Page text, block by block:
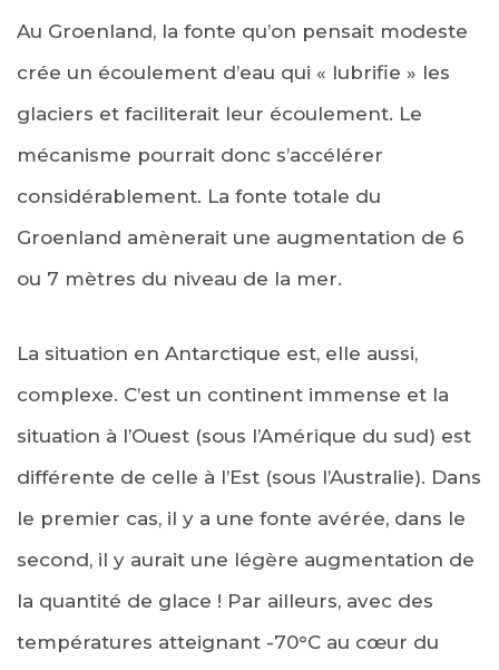
Au Groenland, la fonte qu’on pensait modeste
crée un écoulement d’eau qui « lubrifie » les
glaciers et faciliterait leur écoulement. Le
mécanisme pourrait donc s’accélérer
considérablement. La fonte totale du
Groenland amènerait une augmentation de 6
ou 7 mètres du niveau de la mer.
La situation en Antarctique est, elle aussi,
complexe. C’est un continent immense et la
situation à l’Ouest (sous l’Amérique du sud) est
différente de celle à l’Est (sous l’Australie). Dans
le premier cas, il y a une fonte avérée, dans le
second, il y aurait une légère augmentation de
la quantité de glace ! Par ailleurs, avec des
températures atteignant -70°C au cœur du